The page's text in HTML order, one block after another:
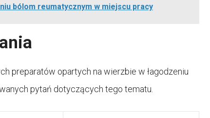
bólom reumatycznym w miejscu pracy
preparatów opartych na wierzbie w łagodzeniu
pytań dotyczących tego tematu.